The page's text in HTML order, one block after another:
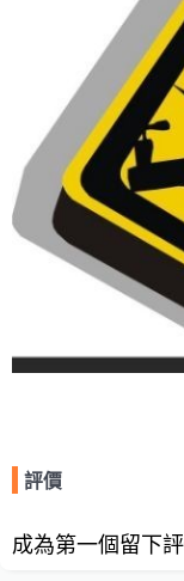
評價
成為第一個留下